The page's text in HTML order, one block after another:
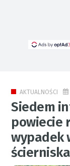
AKTUALNOŚCI
Siedem
powiecie
wypadek
ścierniska